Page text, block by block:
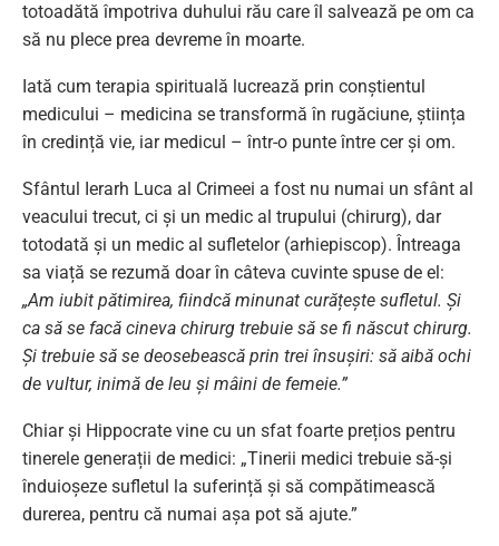
totoadătă împotriva duhului rău care îl salvează pe om ca
să nu plece prea devreme în moarte.
Iată cum terapia spirituală lucrează prin conștientul
medicului – medicina se transformă în rugăciune, știința
în credință vie, iar medicul – într-o punte între cer și om.
Sfântul Ierarh Luca al Crimeei a fost nu numai un sfânt al
veacului trecut, ci și un medic al trupului (chirurg), dar
totodată și un medic al sufletelor (arhiepiscop). Întreaga
sa viață se rezumă doar în câteva cuvinte spuse de el:
„Am iubit pătimirea, fiindcă minunat curățește sufletul. Și
ca să se facă cineva chirurg trebuie să se fi născut chirurg.
Și trebuie să se deosebească prin trei însușiri: să aibă ochi
de vultur, inimă de leu și mâini de femeie.”
Chiar și Hippocrate vine cu un sfat foarte prețios pentru
tinerele generații de medici: „Tinerii medici trebuie să-și
înduioșeze sufletul la suferință și să compătimească
durerea, pentru că numai așa pot să ajute.”